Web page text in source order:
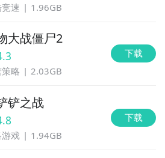
片，可能大家对幸存者塔防有
么游戏要怎么样才能抢先体验到
搜索“幸存者塔防”，点击右边的
醒】，订阅游戏就不会错过最
速 1.96GB
大战僵尸2
略 2.03GB
下载
铲之战
戏 1.94GB
下载